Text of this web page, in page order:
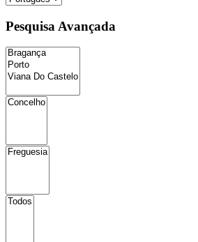
Pesquisa Avançada